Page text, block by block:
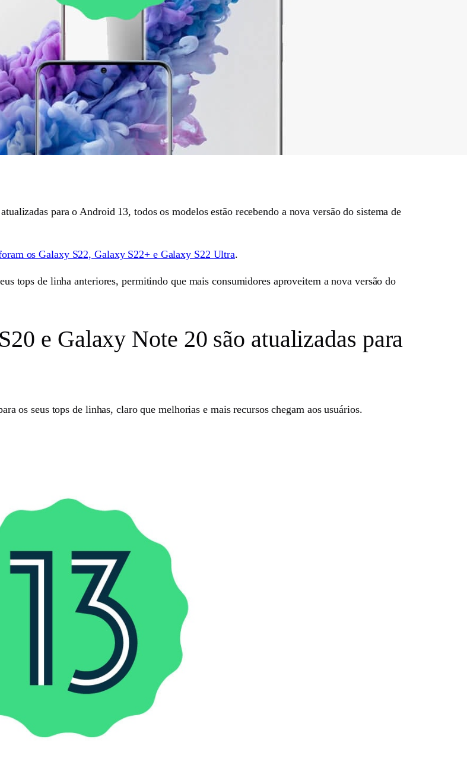
para o Android 13, todos os modelos estão recebendo a nova versão do sistema de
os Galaxy S22, Galaxy S22+ e Galaxy S22 Ultra.
tops de linha anteriores, permitindo que mais consumidores aproveitem a nova versão do
e Galaxy Note 20 são atualizadas para
os seus tops de linhas, claro que melhorias e mais recursos chegam aos usuários.